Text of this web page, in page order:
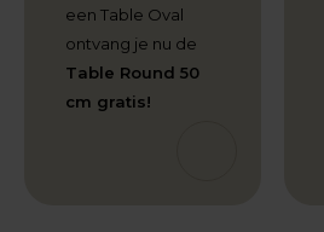
een Table Oval
ontvang je nu de
Table Round 50
cm gratis!